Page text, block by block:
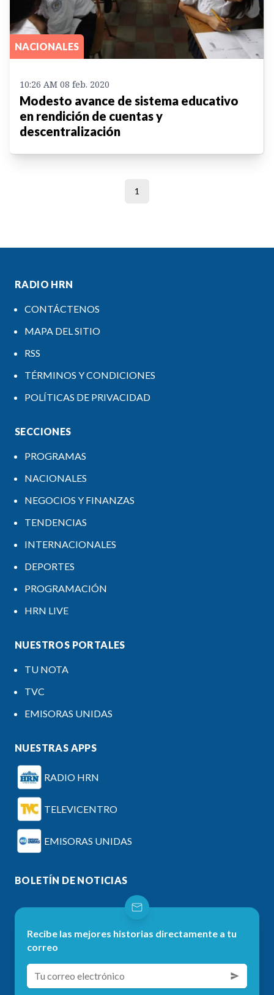
NACIONALES
10:26 AM 08 feb. 2020
Modesto avance de sistema educativo
en rendición de cuentas y
descentralización
1
RADIO HRN
CONTÁCTENOS
MAPA DEL SITIO
RSS
TÉRMINOS Y CONDICIONES
POLÍTICAS DE PRIVACIDAD
SECCIONES
PROGRAMAS
NACIONALES
NEGOCIOS Y FINANZAS
TENDENCIAS
INTERNACIONALES
DEPORTES
PROGRAMACIÓN
HRN LIVE
NUESTROS PORTALES
TU NOTA
TVC
EMISORAS UNIDAS
NUESTRAS APPS
RADIO HRN
TELEVICENTRO
EMISORAS UNIDAS
BOLETÍN DE NOTICIAS
Recibe las mejores historias directamente a tu
correo